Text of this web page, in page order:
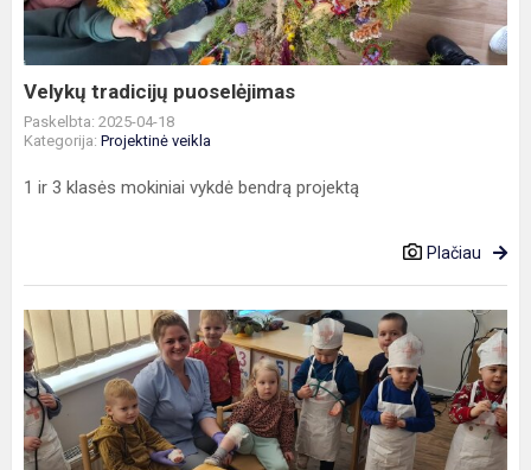
Velykų tradicijų puoselėjimas
Paskelbta: 2025-04-18
Kategorija: Projektinė veikla
1 ir 3 klasės mokiniai vykdė bendrą projektą
Plačiau
Profesijos.
Kuo
noriu
būti
užaugęs?